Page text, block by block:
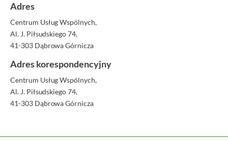
Adres
Centrum Usług Wspólnych,
Al. J. Piłsudskiego 74,
41-303 Dąbrowa Górnicza
Adres korespondencyjny
Centrum Usług Wspólnych,
Al. J. Piłsudskiego 74,
41-303 Dąbrowa Górnicza